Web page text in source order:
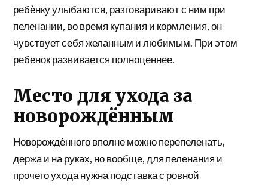
ребѐнку улыбаются, разговаривают с ним при
пеленании, во время купания и кормления, он
чувствует себя желанным и любимым. При этом
ребенок развивается полноценнее.
Место для ухода за
новорождённым
Новорождѐнного вполне можно перепеленать,
держа и на руках, но вообще, для пеленания и
прочего ухода нужна подставка с ровной